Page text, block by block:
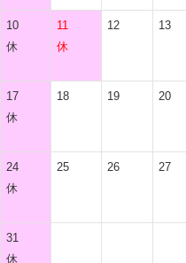
10
休
11
休
12 13
17
休
18 19 20
24
休
25 26 27
31
休